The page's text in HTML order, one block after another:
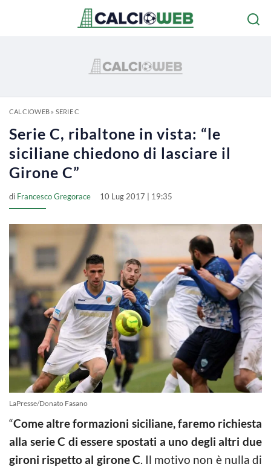
CALCIOWEB» SERIE C
Serie C, ribaltone in vista: “le
siciliane chiedono di lasciare il
Girone C”
di Francesco Gregorace 10 Lug 2017 | 19:35
LaPresse/Donato Fasano
“Come altre formazioni siciliane, faremo richiesta
alla serie C di essere spostati a uno degli altri due
gironi rispetto al girone C. Il motivo non è nulla di